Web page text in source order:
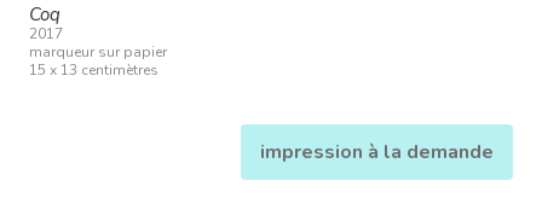
Coq
2017
marqueur sur papier
15 x 13 centimètres
impression à la demande